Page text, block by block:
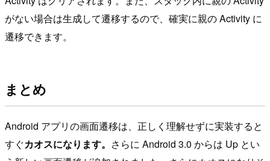
がない場合は生成して遷移するので、確実に親の Activity に
遷移できます。
まとめ
Android アプリの画面遷移は、正しく理解せずに実装すると
すぐカオスになります。 さらに Android 3.0 からは Up とい